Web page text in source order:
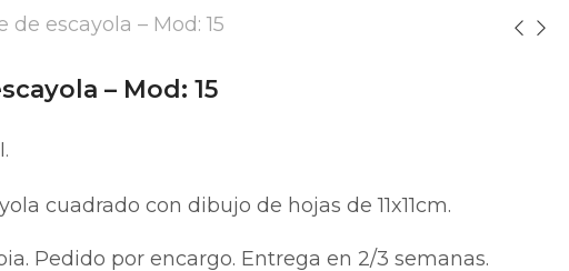
de escayola – Mod: 15
– Mod: 15
cuadrado con dibujo de hojas de 11x11cm.
Pedido por encargo. Entrega en 2/3 semanas.